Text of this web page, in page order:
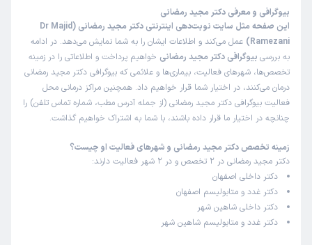
علت مراجعه: درمان اختلالات تیروئید (کم‌کاری، پرکاری، ندول‌ها)
کاربر دکترتو
نوبت مطب از دکترتو
1405/05/12
)
این پزشک را پیشنهاد میکنم
زمان انتظار:
0-15 دقیقه
دقیقا زمانی که نوبتم بود وارد مطب شدم و معطلی نداشتم.
علت مراجعه: درمان اختلالات تیروئید (کم‌کاری، پرکاری، ندول‌ها)
کاربر دکترتو
بیوگرافی و معرفی دکتر مجید رمضانی
این صفحه مثل سایت نوبت‌دهی اینترنتی دکتر مجید رمضانی (Dr Majid
Ramezani)
عمل می‌کند و اطلاعات ایشان را به شما نمایش می‌دهد. در ادامه
به بررسی بیوگرافی دکتر مجید رمضانی خواهیم پرداخت و اطلاعاتی را در زمینه
تخصص‌ها، شهرهای فعالیت، بیماری‌ها و علائمی که بیوگرافی دکتر مجید رمضانی
درمان می‌کنند، در اختیار شما قرار خواهیم داد. همچنین مراکز درمانی محل
فعالیت بیوگرافی دکتر مجید رمضانی (از جمله آدرس مطب، شماره تماس تلفن) را
چنانچه در اختیار ما قرار داده باشند، با شما به اشتراک خواهیم گذاشت.
زمینه تخصص دکتر مجید رمضانی و شهرهای فعالیت او چیست؟
دکتر مجید رمضانی در 2 تخصص و در 2 شهر فعالیت دارند:
دکتر داخلی اصفهان
دکتر غدد و متابولیسم اصفهان
دکتر داخلی شاهین شهر
دکتر غدد و متابولیسم شاهین شهر